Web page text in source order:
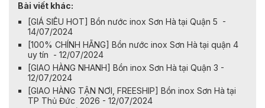
Bài viết khác:
[GIÁ SIÊU HOT] Bồn nước inox Sơn Hà tại Quận 5 -
14/07/2024
[100% CHÍNH HÃNG] Bồn nước inox Sơn Hà tại quận 4
uy tín - 12/07/2024
[GIAO HÀNG NHANH] Bồn inox Sơn Hà tại Quận 3 -
12/07/2024
[GIAO HÀNG TẬN NƠI, FREESHIP] Bồn inox Sơn Hà tại
TP Thủ Đức 2026 - 12/07/2024